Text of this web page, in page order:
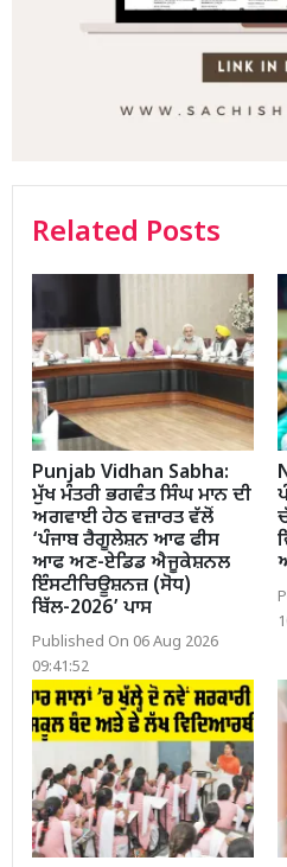
Related Posts
Punjab Vidhan Sabha:
ਮੁੱਖ ਮੰਤਰੀ ਭਗਵੰਤ ਸਿੰਘ ਮਾਨ ਦੀ
ਅਗਵਾਈ ਹੇਠ ਵਜ਼ਾਰਤ ਵੱਲੋਂ
‘ਪੰਜਾਬ ਰੈਗੂਲੇਸ਼ਨ ਆਫ ਫੀਸ
ਆਫ ਅਣ-ਏਡਿਡ ਐਜੂਕੇਸ਼ਨਲ
ਇੰਸਟੀਚਿਊਸ਼ਨਜ਼ (ਸੋਧ)
ਬਿੱਲ-2026’ ਪਾਸ
Published On 06 Aug 2026
09:41:52